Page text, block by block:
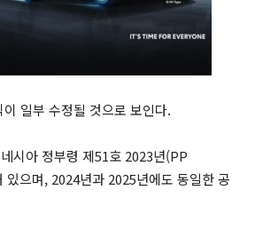
일부 수정될 것으로 보인다.
시아 정부령 제51호 2023년(PP
으며, 2024년과 2025년에도 동일한 공